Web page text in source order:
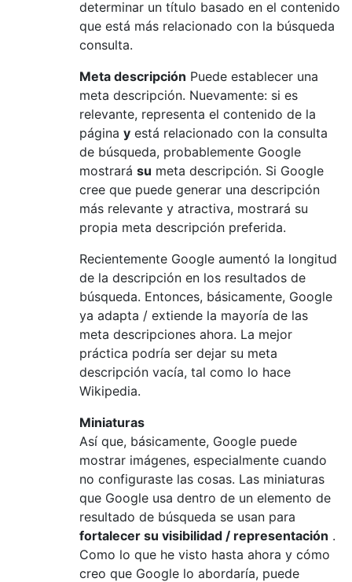
determinar un título basado en el contenido
que está más relacionado con la búsqueda
consulta.
Meta descripción Puede establecer una
meta descripción. Nuevamente: si es
relevante, representa el contenido de la
página y está relacionado con la consulta
de búsqueda, probablemente Google
mostrará su meta descripción. Si Google
cree que puede generar una descripción
más relevante y atractiva, mostrará su
propia meta descripción preferida.
Recientemente Google aumentó la longitud
de la descripción en los resultados de
búsqueda. Entonces, básicamente, Google
ya adapta / extiende la mayoría de las
meta descripciones ahora. La mejor
práctica podría ser dejar su meta
descripción vacía, tal como lo hace
Wikipedia.
Miniaturas
Así que, básicamente, Google puede
mostrar imágenes, especialmente cuando
no configuraste las cosas. Las miniaturas
que Google usa dentro de un elemento de
resultado de búsqueda se usan para
fortalecer su visibilidad / representación .
Como lo que he visto hasta ahora y cómo
creo que Google lo abordaría, puede